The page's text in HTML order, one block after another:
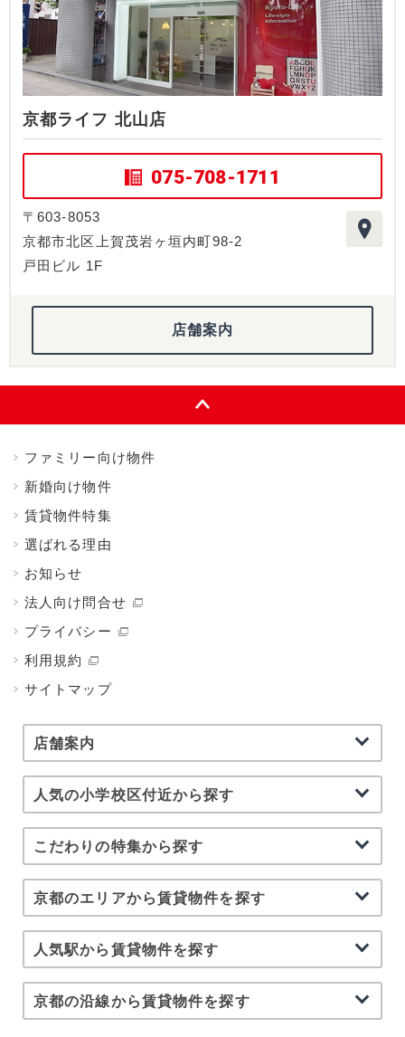
京都ライフ 北山店
075-708-1711
〒603-8053
京都市北区上賀茂岩ヶ垣内町98-2
戸田ビル 1F
店舗案内
ファミリー向け物件
新婚向け物件
賃貸物件特集
選ばれる理由
お知らせ
法人向け問合せ
プライバシー
利用規約
サイトマップ
店舗案内
人気の小学校区付近から探す
こだわりの特集から探す
京都のエリアから賃貸物件を探す
人気駅から賃貸物件を探す
京都の沿線から賃貸物件を探す